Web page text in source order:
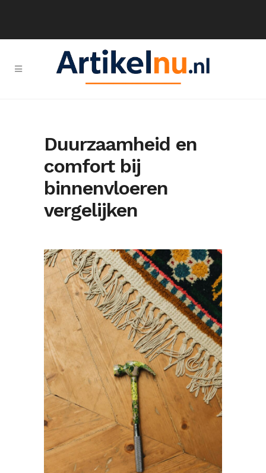
Duurzaamheid en
comfort bij
binnenvloeren
vergelijken